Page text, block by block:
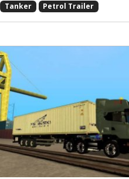
Tanker
Petrol Trailer